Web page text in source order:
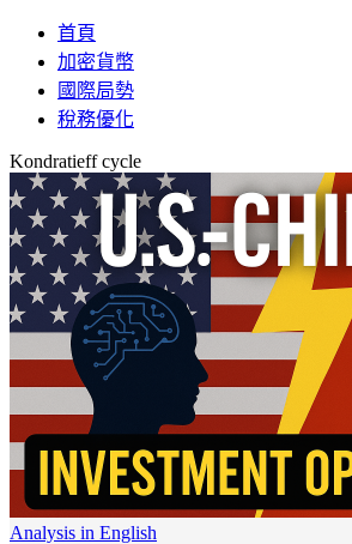
首頁
加密貨幣
國際局勢
稅務優化
Kondratieff cycle
Analysis in English